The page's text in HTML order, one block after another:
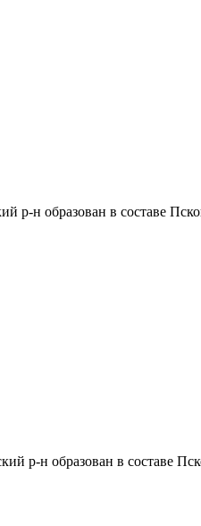
р-н образован в составе
р-н образован в составе